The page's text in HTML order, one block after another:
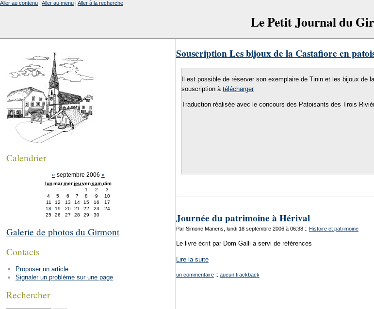
Le Petit Journal du
Aller au contenu | Aller au menu | Aller à la recherche
Souscription Les bijoux de la Castafiore en
Il est possible de réserver son exemplaire de Tinin et les bijoux de
souscription à télécharger
Traduction réalisée avec le concours des Patoisants des Trois
Journée du patrimoine à Hérival
Par Simone Manens, lundi 18 septembre 2006 à 06:38 :: Histoire et patrimoine
Le livre écrit par Dom Galli a servi de références
Lire la suite
un commentaire :: aucun trackback
Calendrier
« septembre 2006 »
lun mar mer jeu ven sam dim
1
2
3
4
5 6 7 8 9
10
11
12 13 14 15 16
17
18
19 20 21 22 23
24
25
26 27 28 29 30
Galerie de photos du Girmont
Contacts
Proposer un article
Signaler un problème sur une page
Rechercher